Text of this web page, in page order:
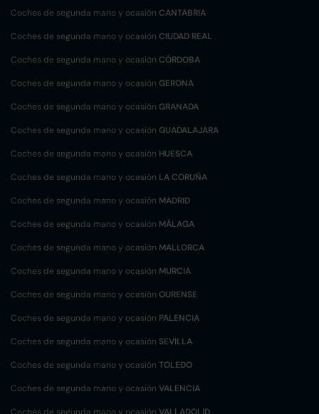
Coches de segunda mano y ocasión CANTABRIA
Coches de segunda mano y ocasión CIUDAD REAL
Coches de segunda mano y ocasión CÓRDOBA
Coches de segunda mano y ocasión GERONA
Coches de segunda mano y ocasión GRANADA
Coches de segunda mano y ocasión GUADALAJARA
Coches de segunda mano y ocasión HUESCA
Coches de segunda mano y ocasión LA CORUÑA
Coches de segunda mano y ocasión MADRID
Coches de segunda mano y ocasión MÁLAGA
Coches de segunda mano y ocasión MALLORCA
Coches de segunda mano y ocasión MURCIA
Coches de segunda mano y ocasión OURENSE
Coches de segunda mano y ocasión PALENCIA
Coches de segunda mano y ocasión SEVILLA
Coches de segunda mano y ocasión TOLEDO
Coches de segunda mano y ocasión VALENCIA